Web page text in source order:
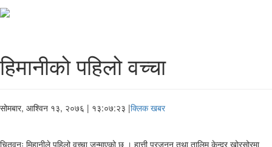
हिमानीको पहिलो वच्चा
सोमबार, आश्विन १३, २०७६ | १३:०७:२३ |क्लिक खबर
चितवनः मिहानीले पहिलो वच्चा जन्माएको छ । हात्ती प्रजनन तथा तालिम केन्द्र खोरसोरमा